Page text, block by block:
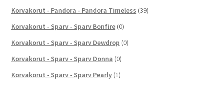
Korvakorut - Pandora - Pandora Timeless (39)
Korvakorut - Sparv - Sparv Bonfire (0)
Korvakorut - Sparv - Sparv Dewdrop (0)
Korvakorut - Sparv - Sparv Donna (0)
Korvakorut - Sparv - Sparv Pearly (1)